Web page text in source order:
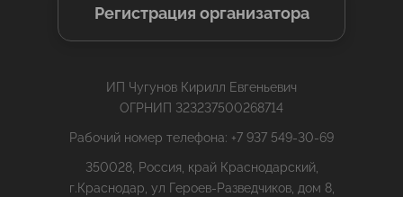
Регистрация организатора
ИП Чугунов Кирилл Евгеньевич
ОГРНИП 323237500268714
Рабочий номер телефона: +7 937 549-30-69
350028, Россия, край Краснодарский,
г.Краснодар, ул Героев-Разведчиков, дом 8,